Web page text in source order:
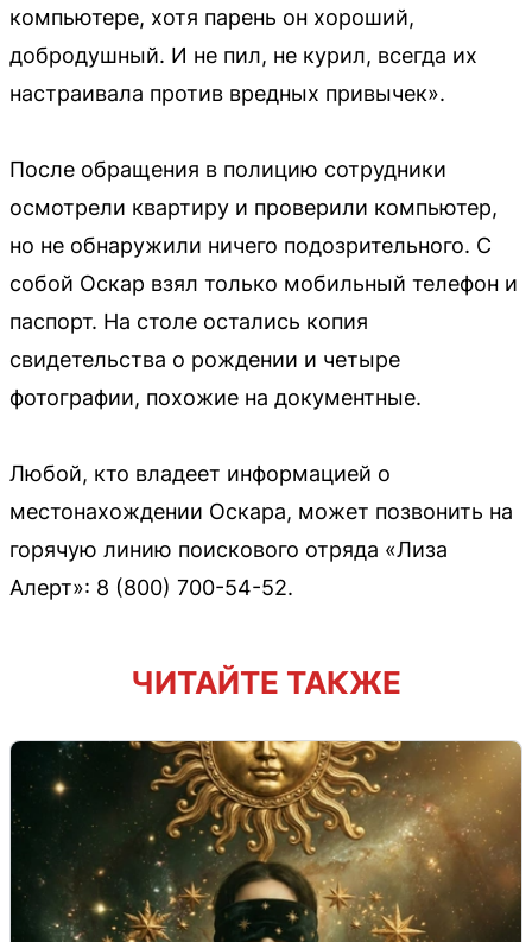
компьютере, хотя парень он хороший,
добродушный. И не пил, не курил, всегда их
настраивала против вредных привычек».
После обращения в полицию сотрудники
осмотрели квартиру и проверили компьютер,
но не обнаружили ничего подозрительного. С
собой Оскар взял только мобильный телефон и
паспорт. На столе остались копия
свидетельства о рождении и четыре
фотографии, похожие на документные.
Любой, кто владеет информацией о
местонахождении Оскара, может позвонить на
горячую линию поискового отряда «Лиза
Алерт»: 8 (800) 700-54-52.
ЧИТАЙТЕ ТАКЖЕ